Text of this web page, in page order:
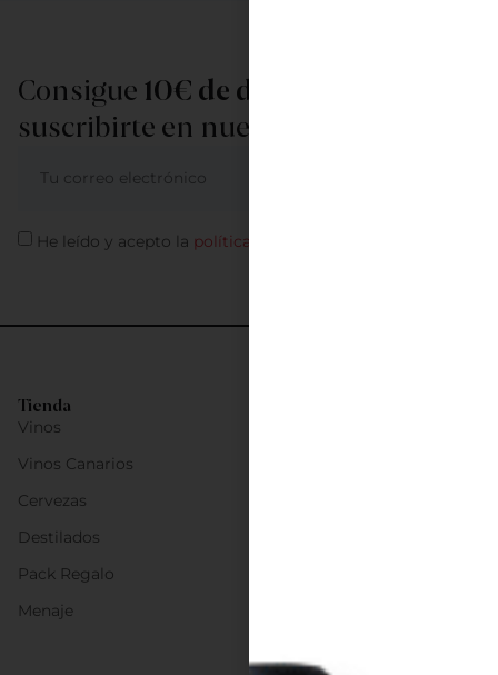
Tienda
Vinos
Vinos Canarios
Cervezas
Destilados
Pack Regalo
Menaje
Consigue 10€ de descuento
suscribirte en nuestra newsletter
He leído y acepto la política de privacidad